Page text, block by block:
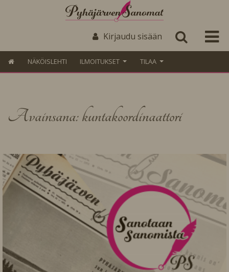
Kirjaudu sisään
NÄKÖISLEHTI ILMOITUKSET TILAA
Avainsana: kuntakoordinaattori